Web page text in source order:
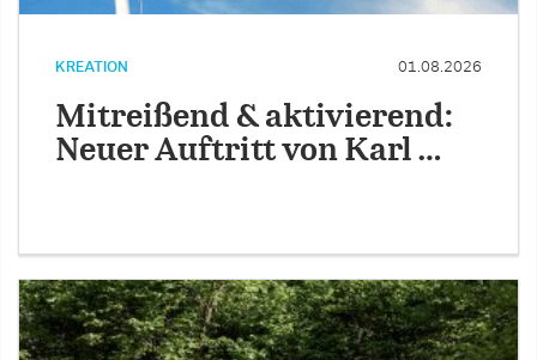
KREATION 01.08.2026
Mitreißend & aktivierend:
Neuer Auftritt von Karl …